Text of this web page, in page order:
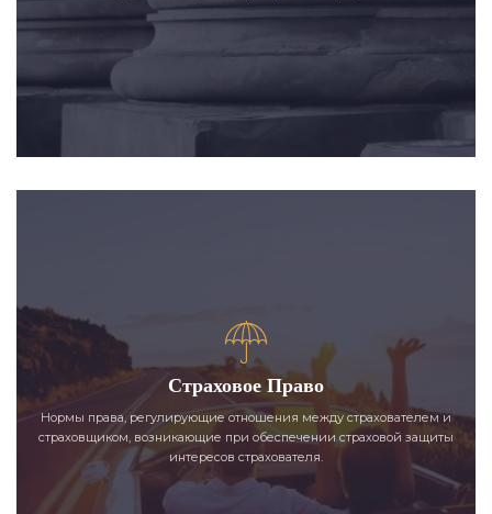
Страховое Право
Нормы права, регулирующие отношения между страхователем и
страховщиком, возникающие при обеспечении страховой защиты
интересов страхователя.